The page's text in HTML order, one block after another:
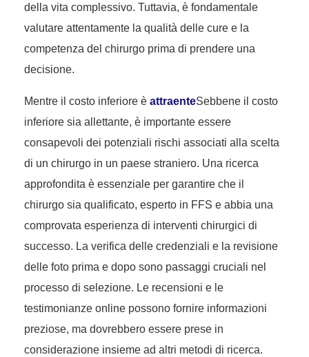
della vita complessivo. Tuttavia, è fondamentale
valutare attentamente la qualità delle cure e la
competenza del chirurgo prima di prendere una
decisione.
Mentre il costo inferiore è attraenteSebbene il costo
inferiore sia allettante, è importante essere
consapevoli dei potenziali rischi associati alla scelta
di un chirurgo in un paese straniero. Una ricerca
approfondita è essenziale per garantire che il
chirurgo sia qualificato, esperto in FFS e abbia una
comprovata esperienza di interventi chirurgici di
successo. La verifica delle credenziali e la revisione
delle foto prima e dopo sono passaggi cruciali nel
processo di selezione. Le recensioni e le
testimonianze online possono fornire informazioni
preziose, ma dovrebbero essere prese in
considerazione insieme ad altri metodi di ricerca.